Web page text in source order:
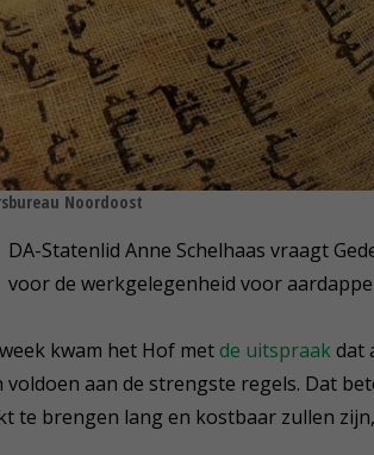
Noordoost
DA-Statenlid Anne Schelhaas vraagt
voor de werkgelegenheid voor
kwam het Hof metde uitspraakdat
voldoen aan de strengste regels. Dat
te brengen lang en kostbaar zullen